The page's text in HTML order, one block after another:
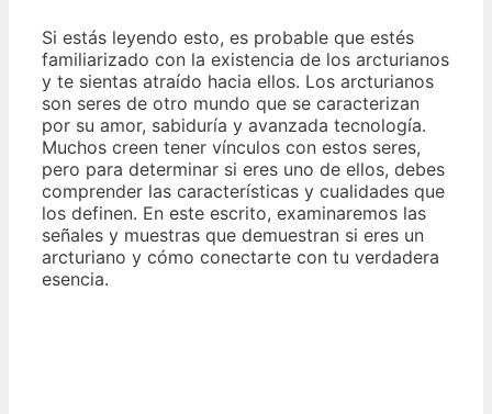
Si estás leyendo esto, es probable que estés
familiarizado con la existencia de los arcturianos
y te sientas atraído hacia ellos. Los arcturianos
son seres de otro mundo que se caracterizan
por su amor, sabiduría y avanzada tecnología.
Muchos creen tener vínculos con estos seres,
pero para determinar si eres uno de ellos, debes
comprender las características y cualidades que
los definen. En este escrito, examinaremos las
señales y muestras que demuestran si eres un
arcturiano y cómo conectarte con tu verdadera
esencia.